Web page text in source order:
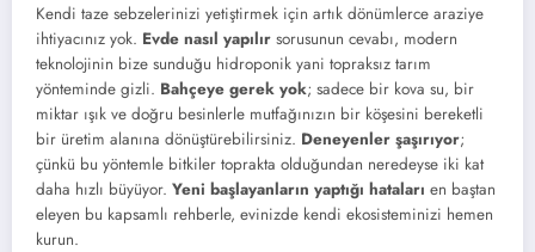
Kendi taze sebzelerinizi yetiştirmek için artık dönümlerce araziye
ihtiyacınız yok. Evde nasıl yapılır sorusunun cevabı, modern
teknolojinin bize sunduğu hidroponik yani topraksız tarım
yönteminde gizli. Bahçeye gerek yok; sadece bir kova su, bir
miktar ışık ve doğru besinlerle mutfağınızın bir köşesini bereketli
bir üretim alanına dönüştürebilirsiniz. Deneyenler şaşırıyor;
çünkü bu yöntemle bitkiler toprakta olduğundan neredeyse iki kat
daha hızlı büyüyor. Yeni başlayanların yaptığı hataları en baştan
eleyen bu kapsamlı rehberle, evinizde kendi ekosisteminizi hemen
kurun.